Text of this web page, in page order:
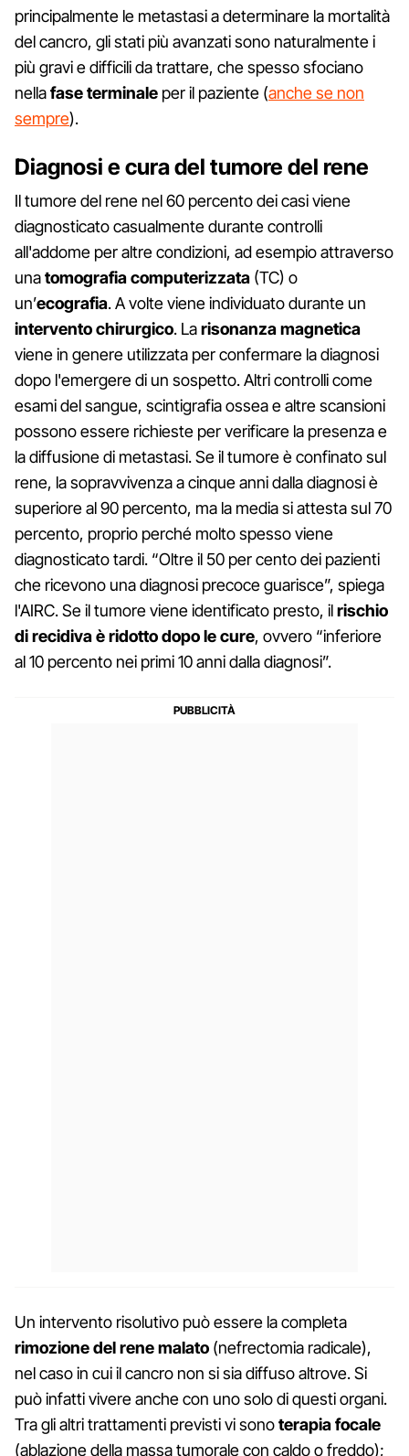
principalmente le metastasi a determinare la mortalità
del cancro, gli stati più avanzati sono naturalmente i
più gravi e difficili da trattare, che spesso sfociano
nellafase terminale per il paziente (anche se non
sempre).
Diagnosi e cura del tumore del rene
Il tumore del rene nel 60 percento dei casi viene
diagnosticato casualmente durante controlli
all'addome per altre condizioni, ad esempio attraverso
unatomografia computerizzata (TC) o
un’ecografia. A volte viene individuato durante un
intervento chirurgico. Larisonanza magnetica
viene in genere utilizzata per confermare la diagnosi
dopo l'emergere di un sospetto. Altri controlli come
esami del sangue, scintigrafia ossea e altre scansioni
possono essere richieste per verificare la presenza e
la diffusione di metastasi. Se il tumore è confinato sul
rene, la sopravvivenza a cinque anni dalla diagnosi è
superiore al 90 percento, ma la media si attesta sul 70
percento, proprio perché molto spesso viene
diagnosticato tardi. “Oltre il 50 per cento dei pazienti
che ricevono una diagnosi precoce guarisce”, spiega
l'AIRC. Se il tumore viene identificato presto, ilrischio
di recidiva è ridotto dopo le cure, ovvero “inferiore
al 10 percento nei primi 10 anni dalla diagnosi”.
Un intervento risolutivo può essere la completa
rimozione del rene malato (nefrectomia radicale),
nel caso in cui il cancro non si sia diffuso altrove. Si
può infatti vivere anche con uno solo di questi organi.
Tra gli altri trattamenti previsti vi sonoterapia focale
(ablazione della massa tumorale con caldo o freddo);